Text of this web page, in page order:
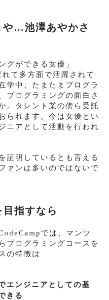
や…池澤あやかさ
グができる女優」
て多方面で活躍されて
学中、たまたまプログラ
プログラミングの面白さ
。タレント業の傍ら受託
られます。今は女優とい
ニアとして活動を行われ
証明しているとも言える
ァンは多いのではないで
指すなら
では、マンツ
プログラミングコースを
の特徴は
エンジニアとしての基
きる